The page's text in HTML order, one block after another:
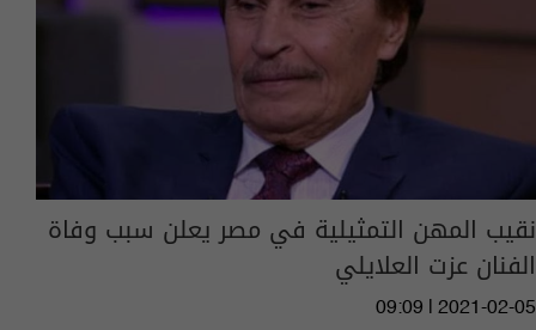
نقيب المهن التمثيلية في مصر يعلن سبب وفاة
الفنان عزت العلايلي
09:09 | 2021-02-05